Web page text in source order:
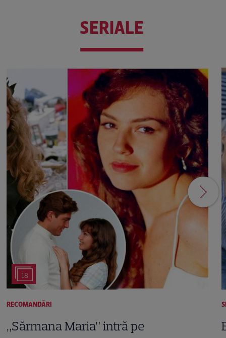
SERIALE
18
RECOMANDĂRI
„Sărmana Maria” intră pe